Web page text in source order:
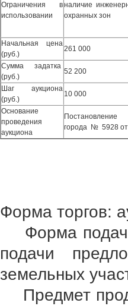
Ограничения в
использовании
наличие
охранных зон
Начальная цена
(руб.)
261 000
Сумма задатка
(руб.)
52 200
Шаг аукциона
(руб.)
10 000
Основание
проведения
аукциона
Постановление
города № 5928 от
Форма торгов:
Форма
подачи
земельных
Предмет